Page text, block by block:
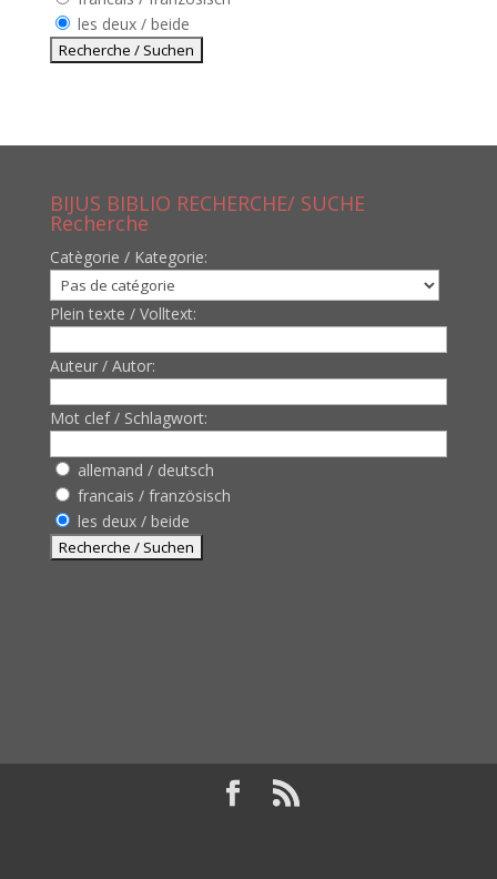
les deux / beide
BIJUS BIBLIO RECHERCHE/ SUCHE
Recherche
Catègorie / Kategorie:
Plein texte / Volltext:
Auteur / Autor:
Mot clef / Schlagwort:
allemand / deutsch
francais / französisch
les deux / beide